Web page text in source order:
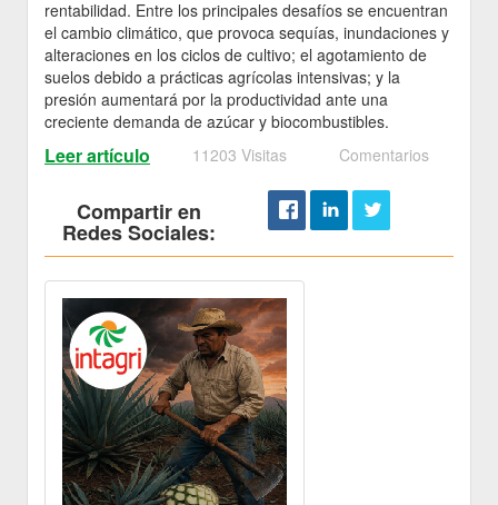
rentabilidad. Entre los principales desafíos se encuentran
el cambio climático, que provoca sequías, inundaciones y
alteraciones en los ciclos de cultivo; el agotamiento de
suelos debido a prácticas agrícolas intensivas; y la
presión aumentará por la productividad ante una
creciente demanda de azúcar y biocombustibles.
Leer artículo 11203 Visitas Comentarios
Compartir en
Redes Sociales: